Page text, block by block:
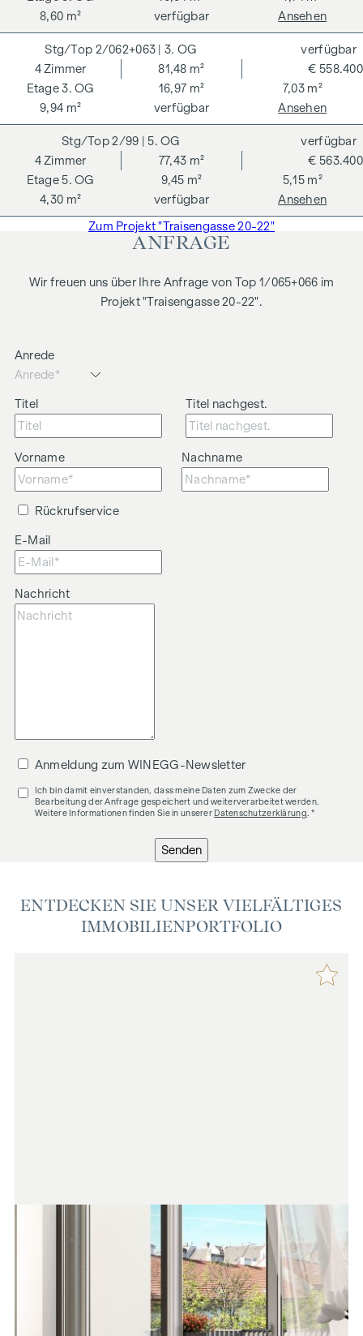
8,60 m²
verfügbar Ansehen
2/062+063 | 3. OG
3. OG
4Zimmer
81,48 m²
16,97 m²
7,03 m²
9,94 m²
€ 558.400
verfügbar
verfügbar
Ansehen
2/99 | 5. OG
5. OG
4Zimmer
77,43 m²
9,45 m²
5,15 m²
4,30 m²
€ 563.400
verfügbar
verfügbar
Ansehen
Zum Projekt "Traisengasse 20-22"
ANFRAGE
Wir freuen uns über Ihre Anfrage von Top 1/065+066 im
Projekt "Traisengasse 20-22".
Anrede
Titel Titel nachgest.
Vorname Nachname
Rückrufservice
E-Mail
Nachricht
Anmeldung zum WINEGG-Newsletter
Ich bin damit einverstanden, dass meine Daten zum Zwecke der
Bearbeitung der Anfrage gespeichert und weiterverarbeitet werden.
Weitere Informationen finden Sie in unserer Datenschutzerklärung. *
Senden
ENTDECKEN SIE UNSER VIELFÄLTIGES
IMMOBILIENPORTFOLIO